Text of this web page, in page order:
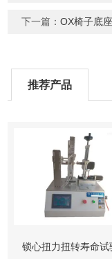
下一篇：OX椅子底
推荐产品
锁心扭力扭转寿命试